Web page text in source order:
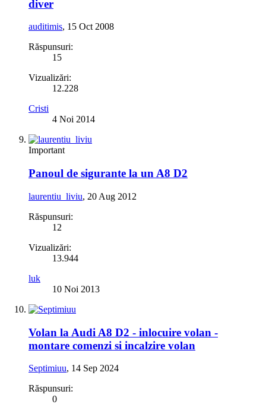
diver
auditimis, 15 Oct 2008
Răspunsuri:
15
Vizualizări:
12.228
Cristi
4 Noi 2014
Important
Panoul de sigurante la un A8 D2
laurentiu_liviu, 20 Aug 2012
Răspunsuri:
12
Vizualizări:
13.944
luk
10 Noi 2013
Volan la Audi A8 D2 - inlocuire volan -
montare comenzi si incalzire volan
Septimiuu, 14 Sep 2024
Răspunsuri:
0